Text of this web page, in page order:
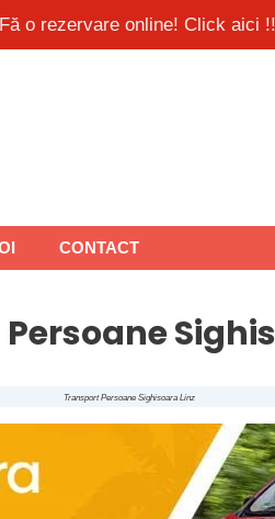
o rezervare online! Click aici
CONTACT
Transport Persoane Sighisoara Linz